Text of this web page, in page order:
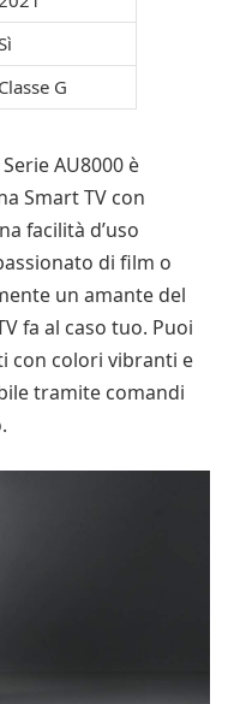
Classe G
AU8000 è
Smart TV con
facilità d’uso
di film o
un amante del
fa al caso tuo. Puoi
con colori vibranti e
tramite comandi